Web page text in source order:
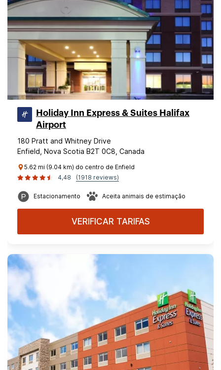
Holiday Inn Express & Suites Halifax
Airport
180 Pratt and Whitney Drive
Enfield, Nova Scotia B2T 0C8, Canada
5.62 mi (9.04 km) do centro de Enfield
4,48
(1918 reviews)
Estacionamento Aceita animais de estimação
VERIFICAR TARIFAS